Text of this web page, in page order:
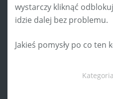
wystarczy kliknąć
idzie dalej bez problemu.
Jakieś pomysły po co ten
Kategoria